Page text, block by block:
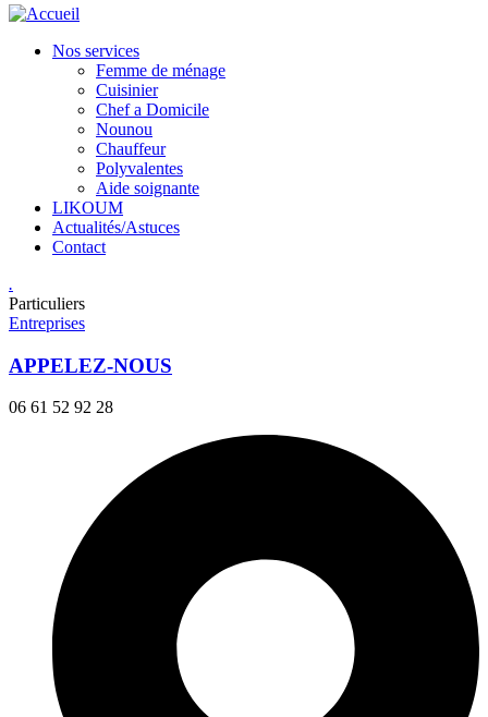
Nos services
Femme de ménage
Cuisinier
Chef a Domicile
Nounou
Chauffeur
Polyvalentes
Aide soignante
LIKOUM
Actualités/Astuces
Contact
.
Particuliers
Entreprises
APPELEZ-NOUS
06 61 52 92 28